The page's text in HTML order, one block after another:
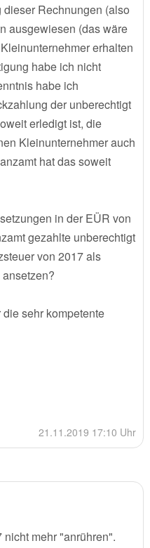
Rechnungen (also
ausgewiesen (das wäre
erhalten
habe ich nicht
habe ich
der unberechtigt
erledigt ist, die
Kleinunternehmer auch
hat das soweit
in der EÜR von
gezahlte unberechtigt
von 2017 als
sehr kompetente
21.11.2019 17:10 Uhr
mehr "anrühren".